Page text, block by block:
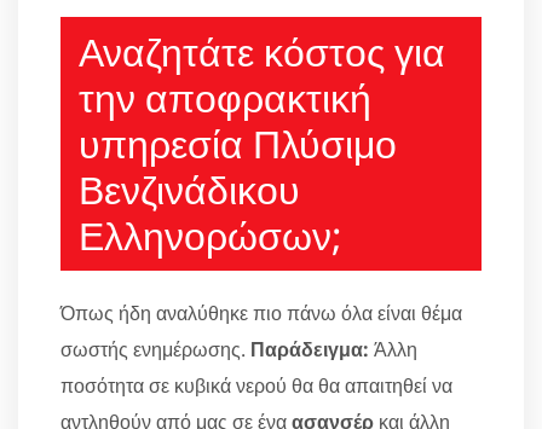
Αναζητάτε κόστος για
την αποφρακτική
υπηρεσία Πλύσιμο
Βενζινάδικου
Ελληνορώσων;
Όπως ήδη αναλύθηκε πιο πάνω όλα είναι θέμα
σωστής ενημέρωσης. Παράδειγμα: Άλλη
ποσότητα σε κυβικά νερού θα θα απαιτηθεί να
αντληθούν από μας σε έναασανσέρ και άλλη